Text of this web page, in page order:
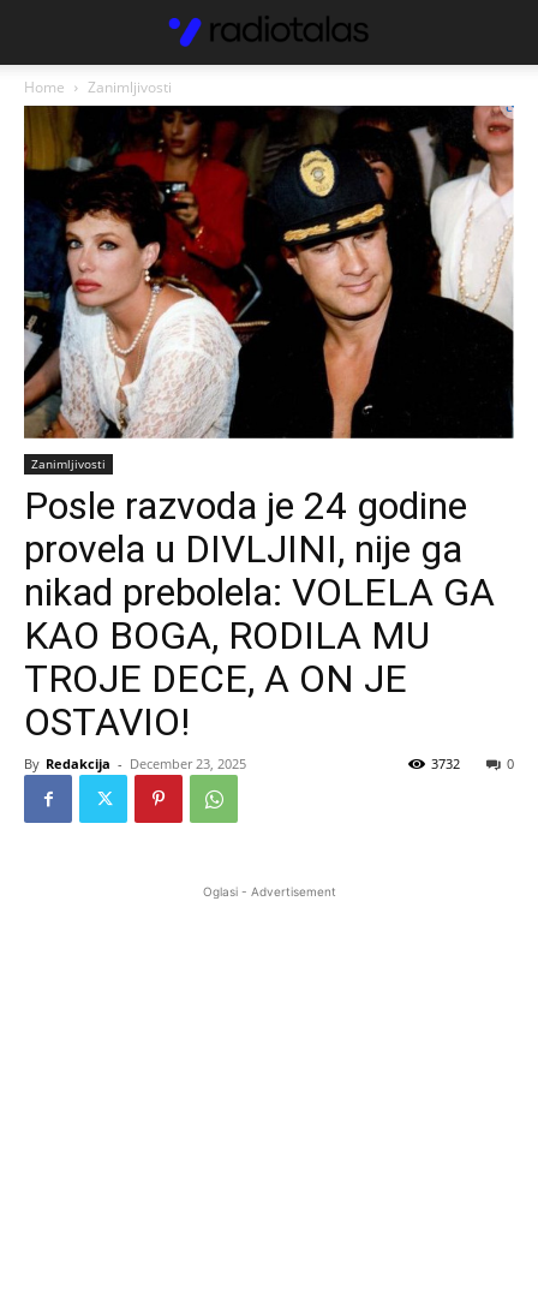
Home Zanimljivosti
Zanimljivosti
Posle razvoda je 24 godine
provela u DIVLJINI, nije ga
nikad prebolela: VOLELA GA
KAO BOGA, RODILA MU
TROJE DECE, A ON JE
OSTAVIO!
By Redakcija - December 23, 2025 0
3732
Oglasi - Advertisement